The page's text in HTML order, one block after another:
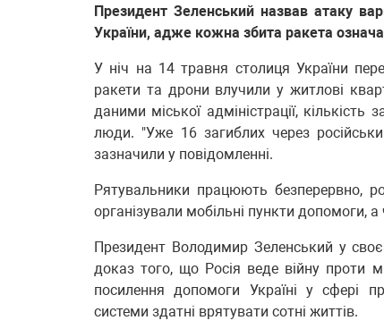
Президент Зеленський назвав атаку
України, адже кожна збита ракета
У ніч на 14 травня столиця України
ракети та дрони влучили у житлові
даними міської адміністрації,
люди. "Уже 16 загиблих через
зазначили у повідомленні.
Рятувальники працюють безперервно,
організували мобільні пункти допомоги,
Президент Володимир Зеленський у
доказ того, що Росія веде війну проти
посилення допомоги Україні у сфері
системи здатні врятувати сотні життів.